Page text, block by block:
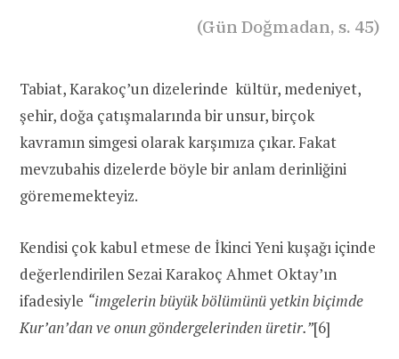
(Gün Doğmadan, s. 45)
Tabiat, Karakoç’un dizelerinde kültür, medeniyet,
şehir, doğa çatışmalarında bir unsur, birçok
kavramın simgesi olarak karşımıza çıkar. Fakat
mevzubahis dizelerde böyle bir anlam derinliğini
görememekteyiz.
Kendisi çok kabul etmese de İkinci Yeni kuşağı içinde
değerlendirilen Sezai Karakoç Ahmet Oktay’ın
ifadesiyle “imgelerin büyük bölümünü yetkin biçimde
Kur’an’dan ve onun göndergelerinden üretir.”[6]